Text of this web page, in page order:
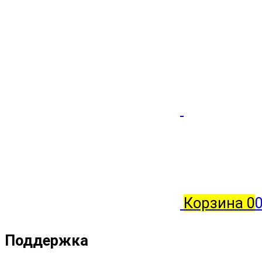
Корзина 0
Поддержка